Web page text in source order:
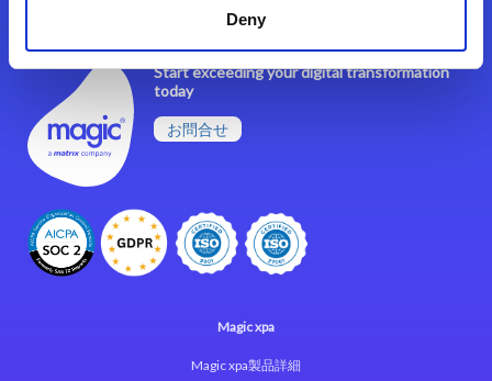
Deny
Start exceeding your digital transformation
today
お問合せ
Magic xpa
Magic xpa製品詳細